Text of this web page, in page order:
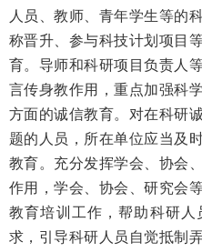
人员、教师、青年学生等的
称晋升、参与科技计划项目
育。导师和科研项目负责人
言传身教作用，重点加强科
方面的诚信教育。对在科研
题的人员，所在单位应当及
教育。充分发挥学会、协会
作用，学会、协会、研究会
教育培训工作，帮助科研
求，引导科研人员自觉抵制